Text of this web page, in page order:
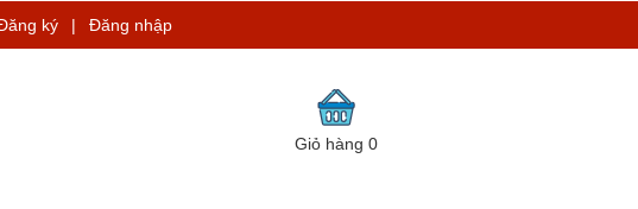
ký | Đăng nhập
Giỏ hàng0